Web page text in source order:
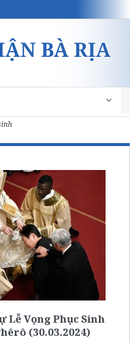
Lễ Vọng Phục Sinh
(30.03.2024)